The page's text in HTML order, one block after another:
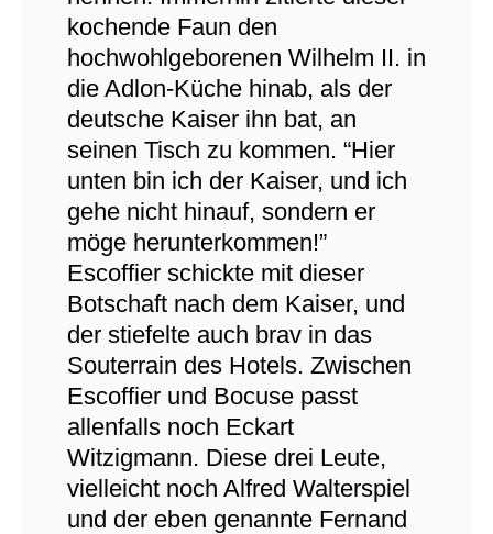
kochende Faun den
hochwohlgeborenen Wilhelm II. in
die Adlon-Küche hinab, als der
deutsche Kaiser ihn bat, an
seinen Tisch zu kommen. “Hier
unten bin ich der Kaiser, und ich
gehe nicht hinauf, sondern er
möge herunterkommen!”
Escoffier schickte mit dieser
Botschaft nach dem Kaiser, und
der stiefelte auch brav in das
Souterrain des Hotels. Zwischen
Escoffier und Bocuse passt
allenfalls noch Eckart
Witzigmann. Diese drei Leute,
vielleicht noch Alfred Walterspiel
und der eben genannte Fernand